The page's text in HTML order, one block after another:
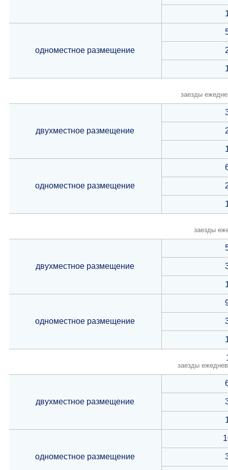
одноместное размещение
заезды
двухместное размещение
одноместное размещение
заезды
двухместное размещение
одноместное размещение
заезды
двухместное размещение
одноместное размещение